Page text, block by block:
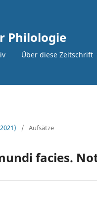
Philologie
Über diese Zeitschrift
/ Aufsätze
facies.